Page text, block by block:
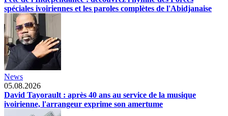
spéciales ivoiriennes et les paroles complètes de l'Abidjanaise
News
05.08.2026
David Tayorault : après 40 ans au service de la musique
ivoirienne, l'arrangeur exprime son amertume